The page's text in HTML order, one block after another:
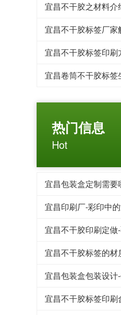
宜昌不干胶之材料介
宜昌卷筒不干胶标签
热门信息
Hot
宜昌包装盒定制需要
宜昌印刷厂-彩印中
宜昌不干胶印刷定做